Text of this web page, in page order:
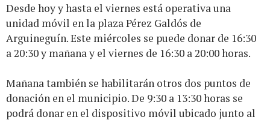
Desde hoy y hasta el viernes está operativa una
unidad móvil en la plaza Pérez Galdós de
Arguineguín. Este miércoles se puede donar de 16:30
a 20:30 y mañana y el viernes de 16:30 a 20:00 horas.
Mañana también se habilitarán otros dos puntos de
donación en el municipio. De 9:30 a 13:30 horas se
podrá donar en el dispositivo móvil ubicado junto al